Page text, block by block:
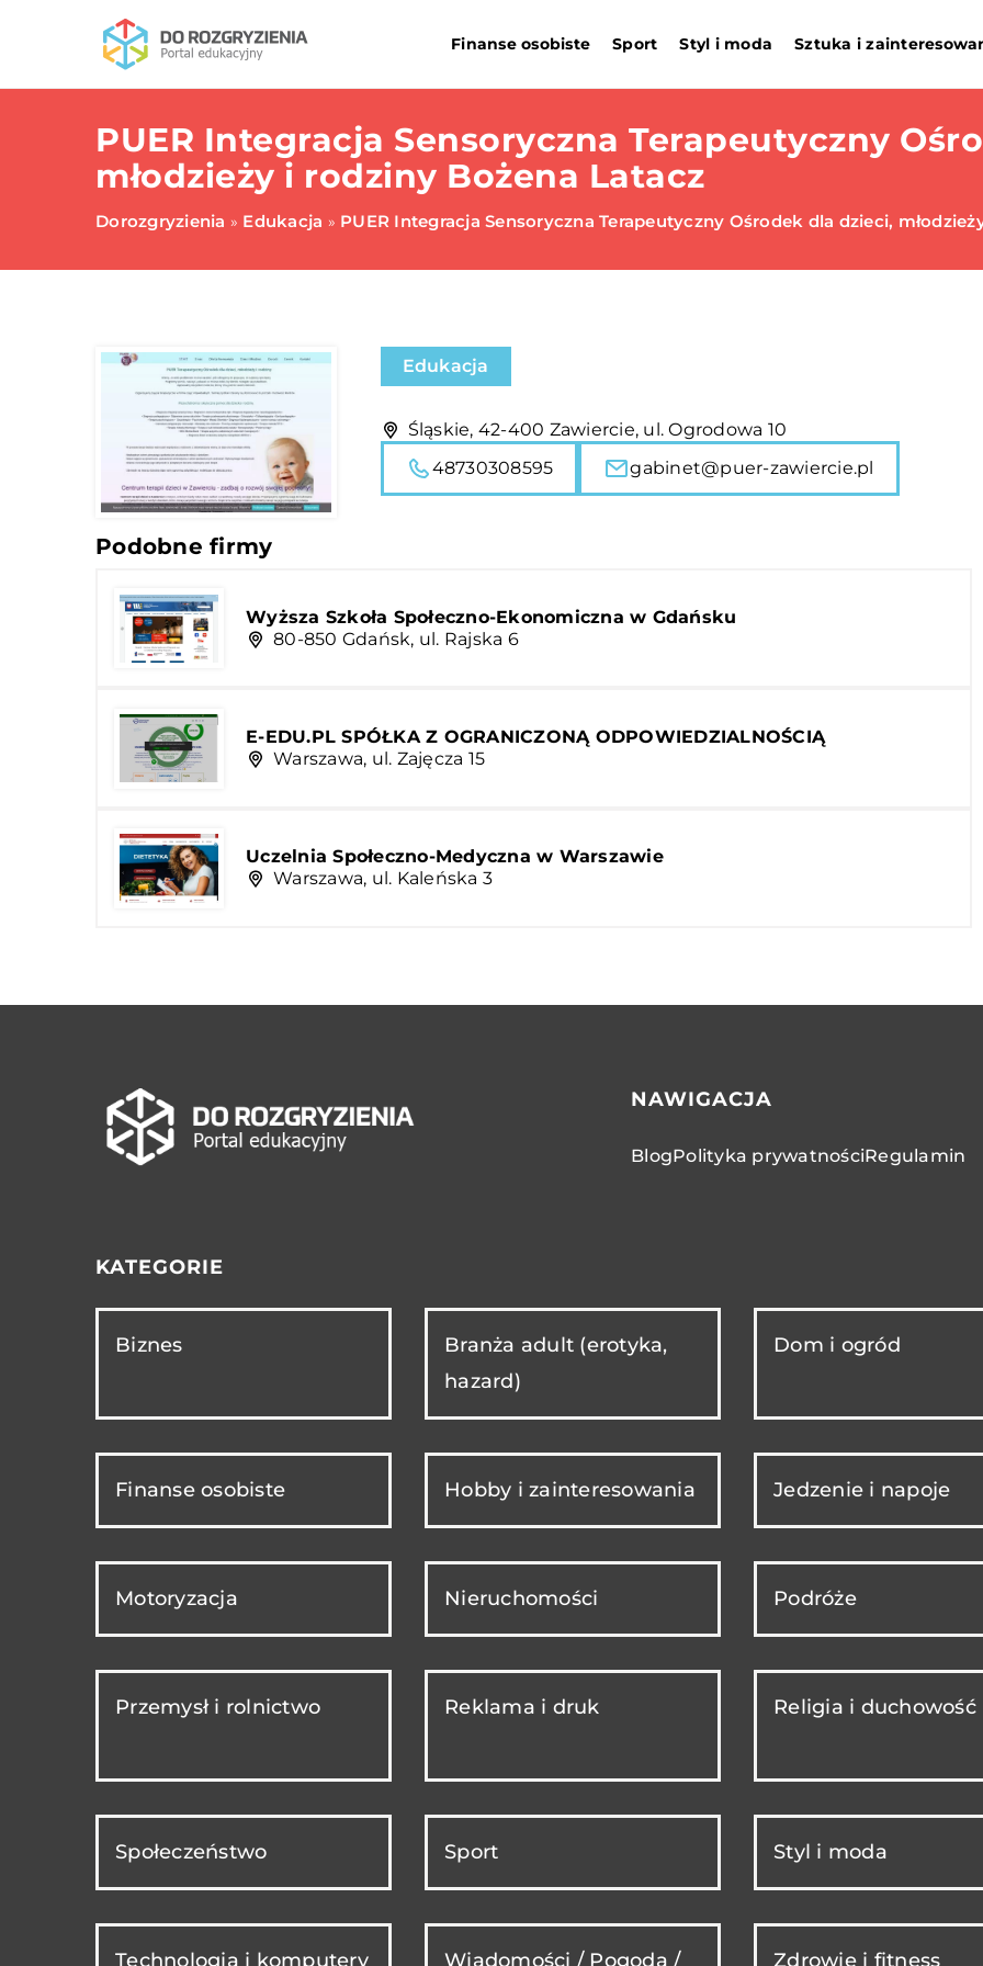
Finanse osobiste Sport Styl i moda Sztuka i
PUER Integracja Sensoryczna Terapeutyczny
młodzieży i rodziny Bożena Latacz
Dorozgryzienia » Edukacja » PUER Integracja Sensoryczna Terapeutyczny Ośrodek dla dzieci,
Edukacja
Śląskie, 42-400 Zawiercie, ul. Ogrodowa 10
48730308595
gabinet@puer-zawiercie.pl
Podobne firmy
Wyższa Szkoła Społeczno-Ekonomiczna w Gdańsku
80-850 Gdańsk, ul. Rajska 6
E-EDU.PL SPÓŁKA Z OGRANICZONĄ ODPOWIEDZIALNOŚCIĄ
Warszawa, ul. Zajęcza 15
Uczelnia Społeczno-Medyczna w Warszawie
Warszawa, ul. Kaleńska 3
NAWIGACJA
BlogPolityka prywatnościRegulamin
KATEGORIE
Biznes
Branża adult (erotyka,
hazard)
Dom i ogród
Finanse osobiste Hobby i zainteresowania Jedzenie i napoje
Motoryzacja Nieruchomości Podróże
Przemysł i rolnictwo Reklama i druk Religia i duchowość
Społeczeństwo Sport Styl i moda
Technologia i komputery Wiadomości / Pogoda / Zdrowie i fitness